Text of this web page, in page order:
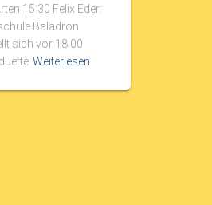
15:30 Felix Eder:
Baladron
sich vor 18:00
Weiterlesen